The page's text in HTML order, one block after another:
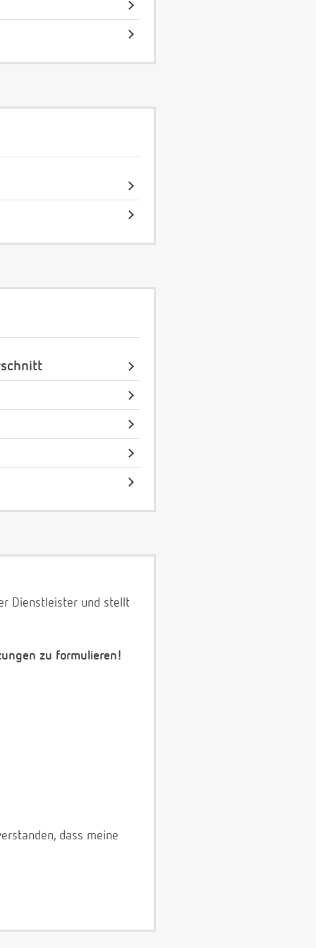
Dienstleister und stellt
zu formulieren!
dass meine